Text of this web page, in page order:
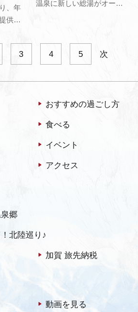
、年
供し
・遊
まる
窓口
施設
温泉に新しい総湯がオープ
り。柴山潟、空、森など周
辺の自然に溶 け込み、建物
望が楽しめます。 窓から水
3 4 5 次
おすすめの過ごし方
食べる
イベント
アクセス
郷
北陸巡り♪
加賀 旅先納税
動画を見る